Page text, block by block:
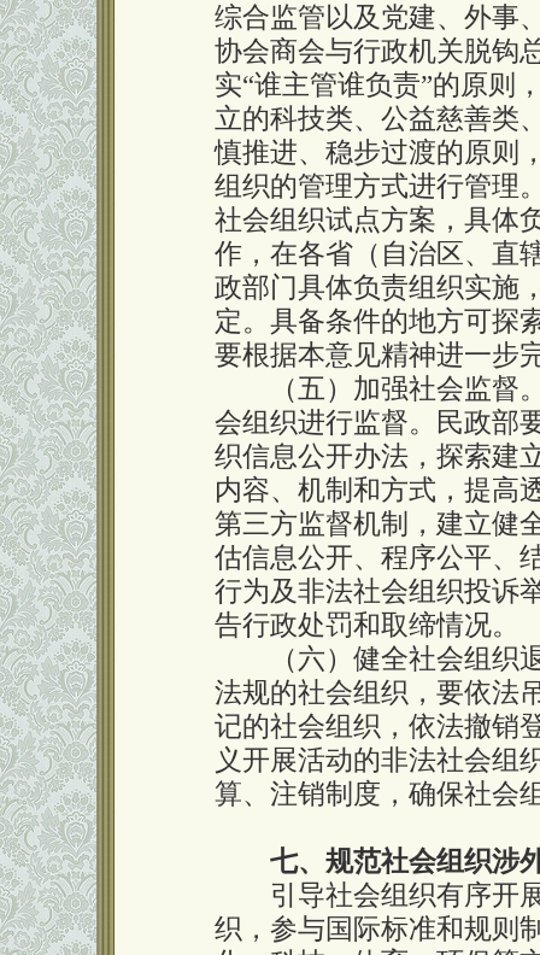
综合监管以及党建、外事
协会商会与行政机关脱钩
实“谁主管谁负责”的原则
立的科技类、公益慈善类
慎推进、稳步过渡的原则
组织的管理方式进行管理
社会组织试点方案，具体
作，在各省（自治区、直
政部门具体负责组织实施
定。具备条件的地方可探
要根据本意见精神进一步
（五）加强社会监督。
会组织进行监督。民政部
织信息公开办法，探索建
内容、机制和方式，提高
第三方监督机制，建立健
估信息公开、程序公平、
行为及非法社会组织投诉
告行政处罚和取缔情况。
（六）健全社会组织退
法规的社会组织，要依法
记的社会组织，依法撤销
义开展活动的非法社会组
算、注销制度，确保社会
七、规范社会组织涉
引导社会组织有序开展
织，参与国际标准和规则